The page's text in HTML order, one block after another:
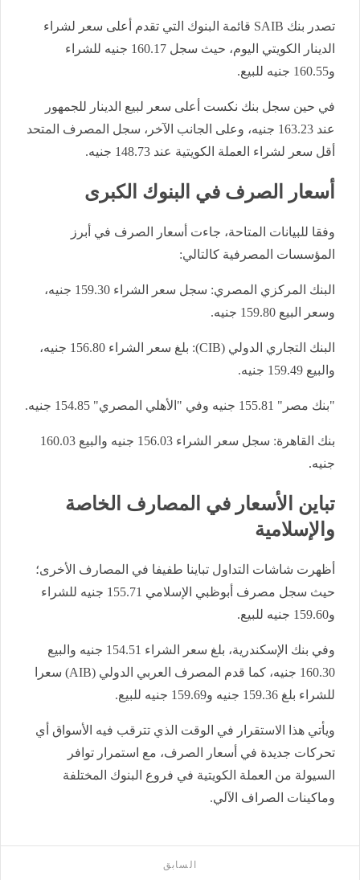
تصدر بنك SAIB قائمة البنوك التي تقدم أعلى سعر لشراء
الدينار الكويتي اليوم، حيث سجل 160.17 جنيه للشراء
و160.55 جنيه للبيع.
في حين سجل بنك نكست أعلى سعر لبيع الدينار للجمهور
عند 163.23 جنيه، وعلى الجانب الآخر، سجل المصرف المتحد
أقل سعر لشراء العملة الكويتية عند 148.73 جنيه.
أسعار الصرف في البنوك الكبرى
وفقا للبيانات المتاحة، جاءت أسعار الصرف في أبرز
المؤسسات المصرفية كالتالي:
البنك المركزي المصري: سجل سعر الشراء 159.30 جنيه،
وسعر البيع 159.80 جنيه.
البنك التجاري الدولي (CIB): بلغ سعر الشراء 156.80 جنيه،
والبيع 159.49 جنيه.
"بنك مصر" 155.81 جنيه وفي "الأهلي المصري" 154.85 جنيه.
بنك القاهرة: سجل سعر الشراء 156.03 جنيه والبيع 160.03
جنيه.
تباين الأسعار في المصارف الخاصة
والإسلامية
أظهرت شاشات التداول تباينا طفيفا في المصارف الأخرى؛
حيث سجل مصرف أبوظبي الإسلامي 155.71 جنيه للشراء
و159.60 جنيه للبيع.
وفي بنك الإسكندرية، بلغ سعر الشراء 154.51 جنيه والبيع
160.30 جنيه، كما قدم المصرف العربي الدولي (AIB) سعرا
للشراء بلغ 159.36 جنيه و159.69 جنيه للبيع.
ويأتي هذا الاستقرار في الوقت الذي تترقب فيه الأسواق أي
تحركات جديدة في أسعار الصرف، مع استمرار توافر
السيولة من العملة الكويتية في فروع البنوك المختلفة
وماكينات الصراف الآلي.
السابق